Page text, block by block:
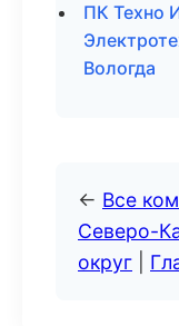
ПК Техно
Вологда
← Все
Северо-
округ